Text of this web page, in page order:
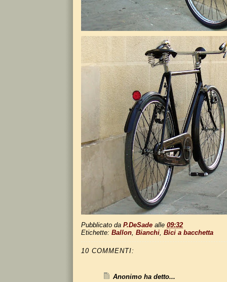
Pubblicato da P.DeSade alle 09:32
Etichette: Ballon Bianchi Bici a bacchetta
10 COMMENTI:
Anonimo ha detto...